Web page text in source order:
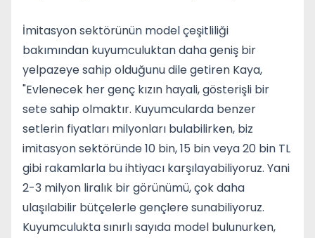
İmitasyon sektörünün model çeşitliliği
bakımından kuyumculuktan daha geniş bir
yelpazeye sahip olduğunu dile getiren Kaya,
"Evlenecek her genç kızın hayali, gösterişli bir
sete sahip olmaktır. Kuyumcularda benzer
setlerin fiyatları milyonları bulabilirken, biz
imitasyon sektöründe 10 bin, 15 bin veya 20 bin TL
gibi rakamlarla bu ihtiyacı karşılayabiliyoruz. Yani
2-3 milyon liralık bir görünümü, çok daha
ulaşılabilir bütçelerle gençlere sunabiliyoruz.
Kuyumculukta sınırlı sayıda model bulunurken,